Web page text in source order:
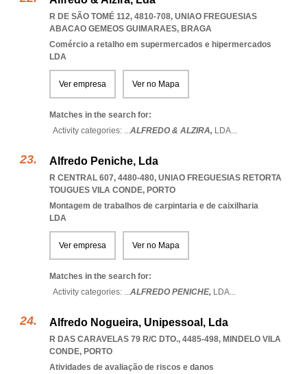
R DE SÃO TOMÉ 112, 4810-708, UNIAO FREGUESIAS
ABACAO GEMEOS GUIMARAES, BRAGA
Comércio a retalho em supermercados e hipermercados
LDA
Ver empresa Ver no Mapa
Matches in the search for:
Activity categories: ...ALFREDO & ALZIRA, LDA...
Alfredo Peniche, Lda
R CENTRAL 607, 4480-480, UNIAO FREGUESIAS RETORTA
TOUGUES VILA CONDE, PORTO
Montagem de trabalhos de carpintaria e de caixilharia
LDA
Ver empresa Ver no Mapa
Matches in the search for:
Activity categories: ...ALFREDO PENICHE, LDA...
Alfredo Nogueira, Unipessoal, Lda
R DAS CARAVELAS 79 R/C DTO., 4485-498, MINDELO VILA
CONDE, PORTO
Atividades de avaliação de riscos e danos